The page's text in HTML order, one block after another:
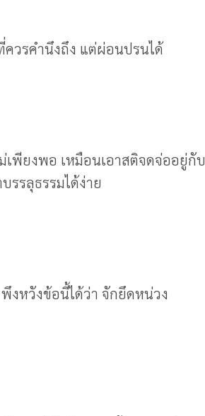
วรคำนึงถึง แต่ผ่อนปรนได้
พียงพอ เหมือนเอาสติจดจ่ออยู่กับ
รลุธรรมได้ง่าย
งหวังข้อนี้ได้ว่า จักยึดหน่วง